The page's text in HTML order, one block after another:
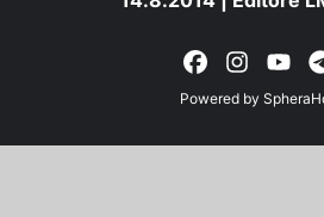
Powered by